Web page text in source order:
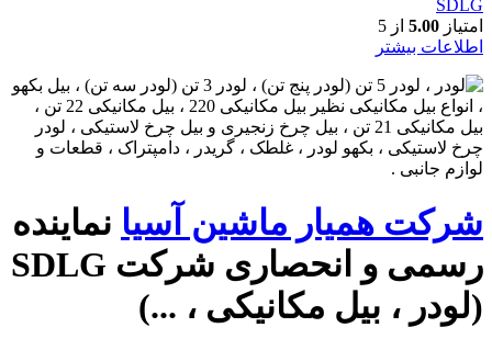
SDLG
امتیاز 5.00 از 5
اطلاعات بیشتر
شرکت همیار ماشین آسیا نماینده
رسمی و انحصاری شرکت SDLG
(لودر ، بیل مکانیکی ، ...)